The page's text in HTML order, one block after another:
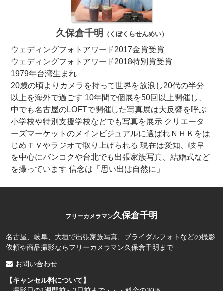
久保倉千明 （くぼくらせんめい）
ウェディングフォトアワード2017金賞受賞
ウェディングフォトアワード2018特別賞受賞
1979年台湾生まれ
20歳の頃よりカメラを持って世界を放浪し20代の半分
以上を海外で過ごす 10年間で個展を50回以上開催し、
中でも名古屋のLOFTで開催した写真展は大反響を呼ぶ
小学校や特別支援学校などでも写真を展示 クリエータ
ーズマーケットのメインビジュアルに選ばれＮＨＫをは
じめＴＶやラジオで取り上げられる 現在は愛知、岐阜
を中心にバンコクや台北でも出張家族写真、結婚式など
を撮っています 信念は「思い出は自然に」
フリーカメラマン久保倉千明
名古屋、岐阜、大垣で出張家族写真、ブライダルフォトなどの撮影
依頼や商品撮影ならフリーカメラマン久保倉千明まで
お問い合わせ
【キャンセル料について】